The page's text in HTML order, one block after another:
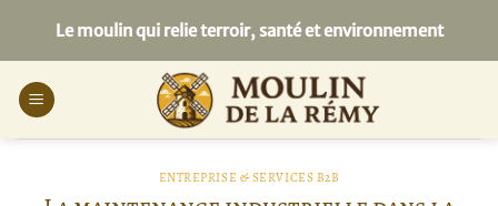
contenu
Le moulin qui relie terroir, santé et environnement
ENTREPRISE & SERVICES B2B